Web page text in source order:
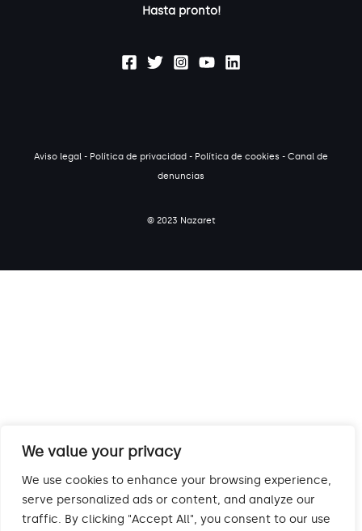
We value your privacy
We use cookies to enhance your browsing experience,
serve personalized ads or content, and analyze our
traffic. By clicking "Accept All", you consent to our use
Hasta pronto!
Aviso legal - Política de privacidad - Política de cookies - Canal de
denuncias
© 2023 Nazaret